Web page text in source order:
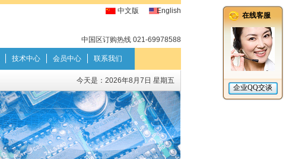
中文版 English
中国区订购热线 021-69978588
技术中心 会员中心 联系我们
今天是： 2026年8月7日 星期五